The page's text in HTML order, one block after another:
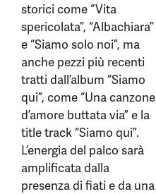
storici come “Vita
spericolata”, “Albachiara”
e “Siamo solo noi”, ma
anche pezzi più recenti
tratti dall’album “Siamo
qui”, come “Una canzone
d’amore buttata via” e la
title track “Siamo qui”.
L’energia del palco sarà
amplificata dalla
presenza di fiati e da una